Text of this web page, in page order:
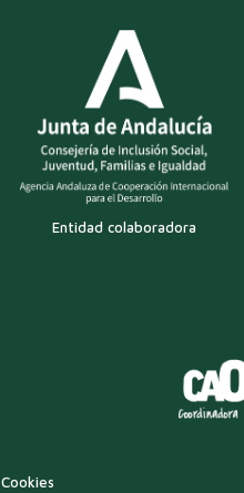
Entidad colaboradora
Cookies